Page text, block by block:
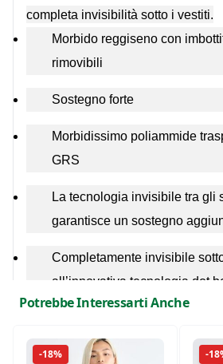
completa invisibilità sotto i vestiti.
Morbido reggiseno con
rimovibili
Sostegno forte
Morbidissimo poliammide
GRS
La tecnologia invisibile tra gli
garantisce un sostegno
Completamente invisibile
all’innovativa tecnologia dot
per mantenere il comfort e
Potrebbe Interessarti Anche
-18% -